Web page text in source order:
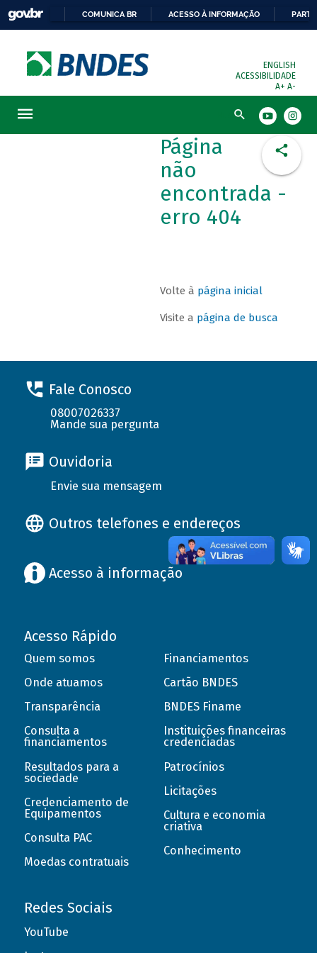
COMUNICA BR ACESSO À INFORMAÇÃO
ENGLISH
ACESSIBILIDADE
A+ A-
Busca
Página
não
encontrada -
erro 404
Volte à página inicial
Visite a página de busca
Fale Conosco
08007026337
Mande sua pergunta
Ouvidoria
Envie sua mensagem
Outros telefones e endereços
Acesso à informação
Acesso Rápido
Quem somos
Onde atuamos
Transparência
Consulta a
financiamentos
Resultados para a
sociedade
Credenciamento de
Equipamentos
Consulta PAC
Moedas contratuais
Financiamentos
Cartão BNDES
BNDES Finame
Instituições financeiras
credenciadas
Patrocínios
Licitações
Cultura e economia
criativa
Conhecimento
Redes Sociais
YouTube